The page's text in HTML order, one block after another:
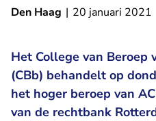
Den Haag | 20 januari 2021
Het College van Beroep
(CBb) behandelt op
het hoger beroep van
van de rechtbank